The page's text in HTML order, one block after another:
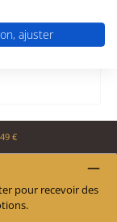
et de mettre à
exigences en
€
pour recevoir des
ajuster